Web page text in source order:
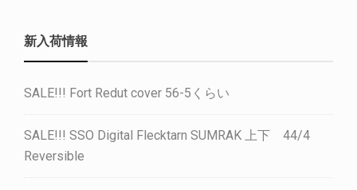
新入荷情報
SALE!!! Fort Redut cover 56-5くらい
SALE!!! SSO Digital Flecktarn SUMRAK 上下 44/4
Reversible